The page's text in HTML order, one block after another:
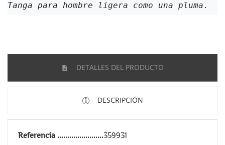
Tanga para hombre ligera como una pluma.
DETALLES DEL PRODUCTO
DESCRIPCIÓN
Referencia 359931